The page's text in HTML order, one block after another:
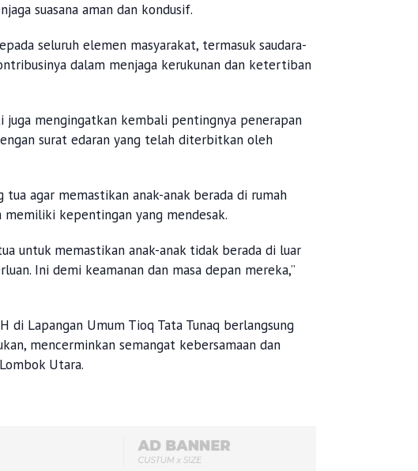
suasana aman dan kondusif.
seluruh elemen masyarakat, termasuk saudara-
dalam menjaga kerukunan dan ketertiban
juga mengingatkan kembali pentingnya penerapan
surat edaran yang telah diterbitkan oleh
agar memastikan anak-anak berada di rumah
kepentingan yang mendesak.
untuk memastikan anak-anak tidak berada di luar
Ini demi keamanan dan masa depan mereka,”
di Lapangan Umum Tioq Tata Tunaq berlangsung
mencerminkan semangat kebersamaan dan
Utara.